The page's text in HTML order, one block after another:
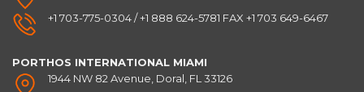
+1 703-775-0304 / +1 888 624-5781 FAX +1 703 649-6467
PORTHOS INTERNATIONAL MIAMI
1944 NW 82 Avenue, Doral, FL 33126